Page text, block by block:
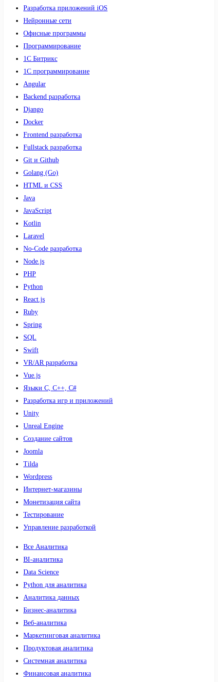
Разработка приложений iOS
Нейронные сети
Офисные программы
Программирование
1С Битрикс
1С программирование
Angular
Backend разработка
Django
Docker
Frontend разработка
Fullstack разработка
Git и Github
Golang (Go)
HTML и CSS
Java
JavaScript
Kotlin
Laravel
No-Code разработка
Node.js
PHP
Python
React.js
Ruby
Spring
SQL
Swift
VR/AR разработка
Vue.js
Языки С, С++, С#
Разработка игр и приложений
Unity
Unreal Engine
Создание сайтов
Joomla
Tilda
Wordpress
Интернет-магазины
Монетизация сайта
Тестирование
Управление разработкой
Все Аналитика
BI-аналитика
Data Science
Python для аналитика
Аналитика данных
Бизнес-аналитика
Веб-аналитика
Маркетинговая аналитика
Продуктовая аналитика
Системная аналитика
Финансовая аналитика